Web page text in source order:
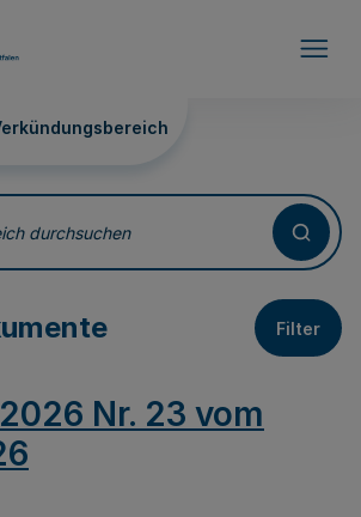
durchsuchen
Filter
2026 Nr. 23 vom